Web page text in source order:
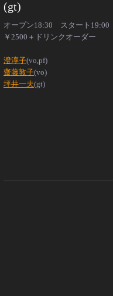
(gt)
オープン18:30 スタート19:00
￥2500＋ドリンクオーダー
澄淳子(vo,pf)
齋藤敦子(vo)
坪井一夫(gt)